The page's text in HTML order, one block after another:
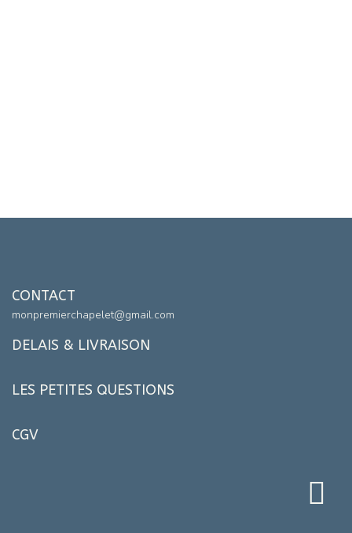
CONTACT
monpremierchapelet@gmail.com
DELAIS & LIVRAISON
LES PETITES QUESTIONS
CGV